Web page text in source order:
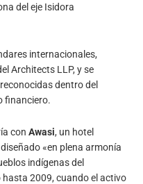
del eje Isidora
internacionales,
Architects LLP, y se
dentro del
financiero.
conAwasi, un hotel
«en plena armonía
indígenas del
2009, cuando el activo